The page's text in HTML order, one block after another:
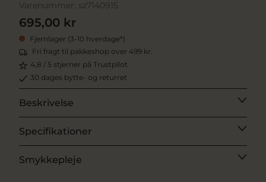
Varenummer: sz7140915
695,00 kr
Fjernlager (3-10 hverdage*)
Fri fragt til pakkeshop over 499 kr.
4,8 / 5 stjerner på Trustpilot
30 dages bytte- og returret
Beskrivelse
Specifikationer
Smykkepleje